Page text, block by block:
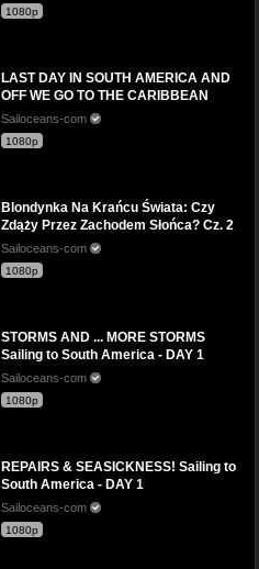
1080p
LAST DAY IN SOUTH AMERICA AND
OFF WE GO TO THE CARIBBEAN
Sailoceans-com
1080p
Blondynka Na Krańcu Świata: Czy
Zdąży Przez Zachodem Słońca? Cz. 2
Sailoceans-com
1080p
STORMS AND ... MORE STORMS
Sailing to South America - DAY 1
Sailoceans-com
1080p
REPAIRS & SEASICKNESS! Sailing to
South America - DAY 1
Sailoceans-com
1080p